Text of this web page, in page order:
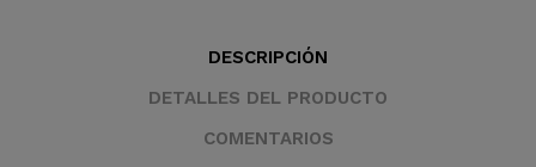
DESCRIPCIÓN
DETALLES DEL PRODUCTO
COMENTARIOS